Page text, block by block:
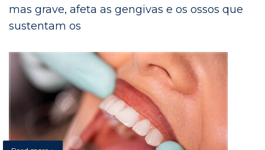
mas grave, afeta as gengivas e os ossos que
sustentam os